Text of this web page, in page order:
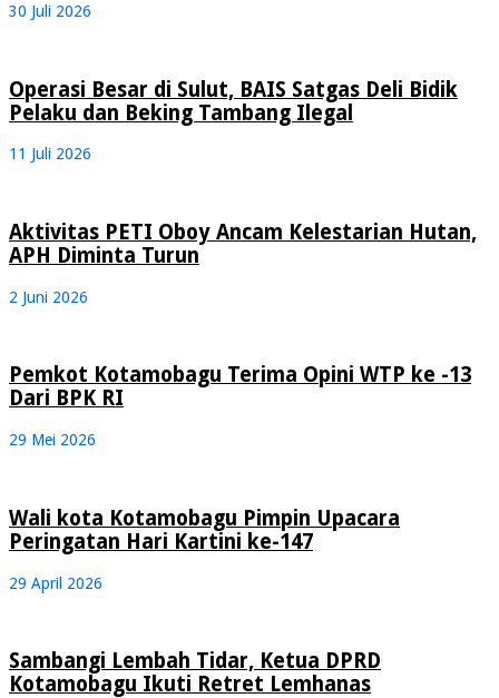
30 Juli 2026
Operasi Besar di Sulut, BAIS Satgas Deli Bidik
Pelaku dan Beking Tambang Ilegal
11 Juli 2026
Aktivitas PETI Oboy Ancam Kelestarian Hutan,
APH Diminta Turun
2 Juni 2026
Pemkot Kotamobagu Terima Opini WTP ke -13
Dari BPK RI
29 Mei 2026
Wali kota Kotamobagu Pimpin Upacara
Peringatan Hari Kartini ke-147
29 April 2026
Sambangi Lembah Tidar, Ketua DPRD
Kotamobagu Ikuti Retret Lemhanas